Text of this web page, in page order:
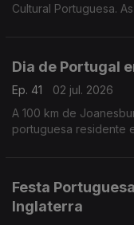
Cultural Portuguesa.
Dia de Portugal
Ep. 41
02 jul. 2026
A 100 km de
portuguesa residente
Festa
Inglaterra